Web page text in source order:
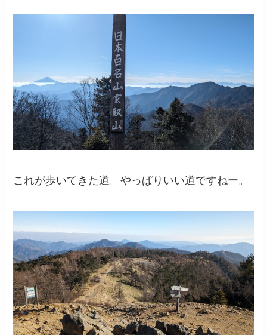
これが歩いてきた道。やっぱりいい道ですねー。